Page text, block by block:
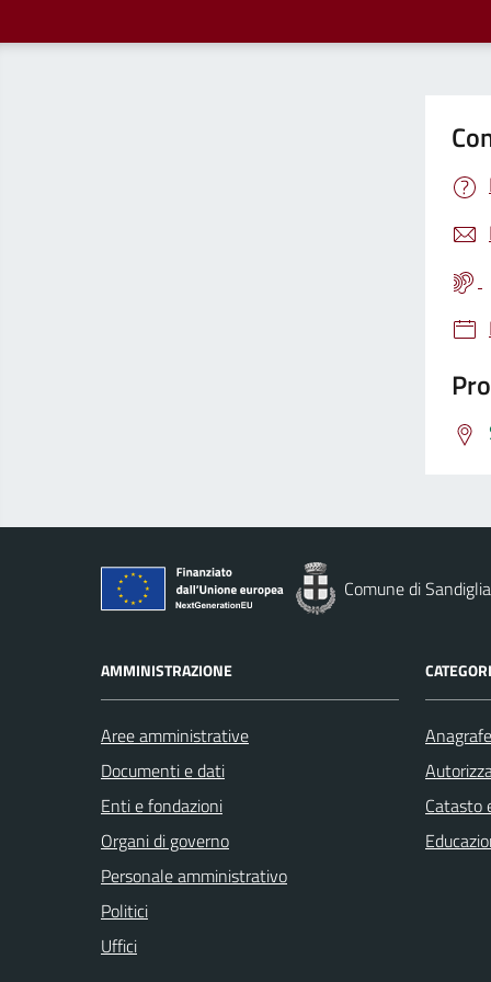
Comune di
AMMINISTRAZIONE
Aree amministrative
Documenti e dati
Enti e fondazioni
Organi di governo
Personale amministrativo
Politici
Uffici
Catasto